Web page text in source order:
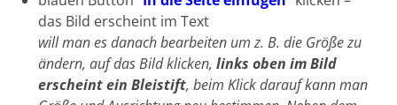
das Bild erscheint im Text
will man es danach bearbeiten um z. B. die Größe zu
ändern, auf das Bild klicken,links oben im Bild
erscheint ein Bleistift, beim Klick darauf kann man